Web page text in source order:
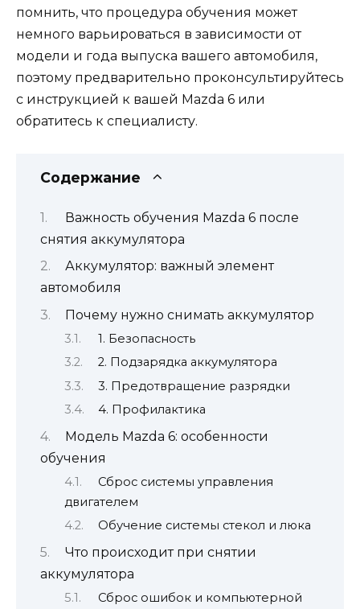
помнить, что процедура обучения может
немного варьироваться в зависимости от
модели и года выпуска вашего автомобиля,
поэтому предварительно проконсультируйтесь
с инструкцией к вашей Mazda 6 или
обратитесь к специалисту.
Содержание
Важность обучения Mazda 6 после
снятия аккумулятора
Аккумулятор: важный элемент
автомобиля
Почему нужно снимать аккумулятор
1. Безопасность
2. Подзарядка аккумулятора
3. Предотвращение разрядки
4. Профилактика
Модель Mazda 6: особенности
обучения
Сброс системы управления
двигателем
Обучение системы стекол и люка
Что происходит при снятии
аккумулятора
Сброс ошибок и компьютерной